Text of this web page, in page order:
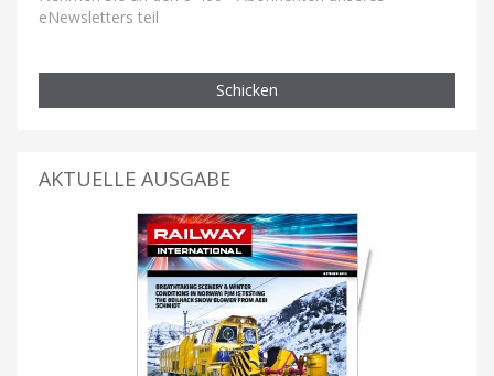
eNewsletters teil
Schicken
AKTUELLE AUSGABE